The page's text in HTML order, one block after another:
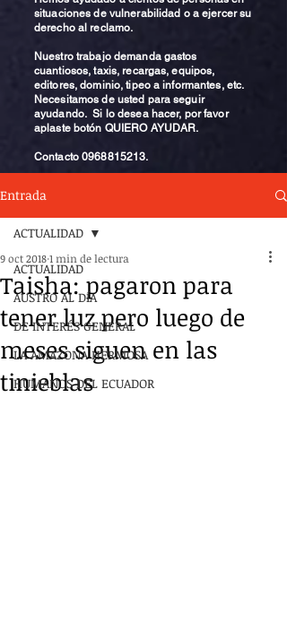
situaciones de vulnerabilidad o a ejercer su
derecho al reclamo.
Nuestro trabajo demanda gastos
cuantiosos, taxis, recargas, equipos,
editores, dominio, tipeo a informantes, etc.
Necesitamos de usted para seguir
ayudando. Si lo desea hacer, por favor
aplaste botón QUIERO AYUDAR.
Contacto0968815213.
Entrada
ACTUALIDAD
AUSTRO AL DÍA
DE INTERÉS GENERAL
LA AMAZONA HERMOSA
HUMANOS DEL ECUADOR
ACTUALIDAD
Taisha: pagaron para
tener luz pero luego de
meses siguen en las
tinieblas
9 oct 20181 min de lectura